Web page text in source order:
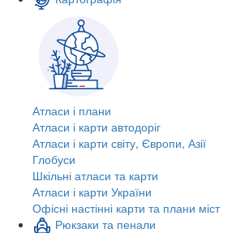
Атласи і плани
Атласи і карти автодоріг
Атласи і карти світу, Європи, Азії
Глобуси
Шкільні атласи та карти
Атласи і карти України
Офісні настінні карти та плани міст
Рюкзаки та пенали